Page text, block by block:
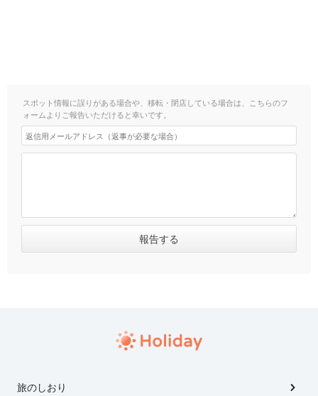
スポット情報に誤りがある場合や、移転・閉店している場合は、こちらのフ
ォームよりご報告いただけると幸いです。
旅のしおり